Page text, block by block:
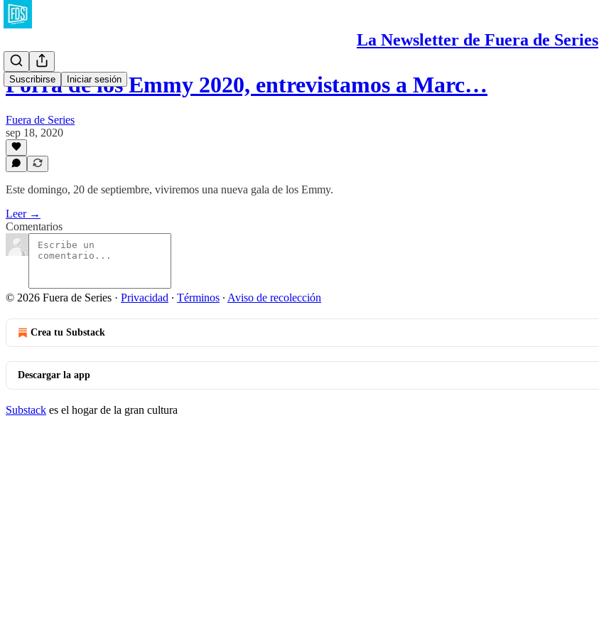
La Newsletter de Fuera de Series
Suscribirse Iniciar sesión
Porra de los Emmy 2020, entrevistamos a Marc…
Fuera de Series
sep 18, 2020
Este domingo, 20 de septiembre, viviremos una nueva gala de los Emmy.
Leer →
Comentarios
© 2026 Fuera de Series · Privacidad ∙ Términos ∙ Aviso de recolección
Crea tu Substack
Descargar la app
Substack es el hogar de la gran cultura